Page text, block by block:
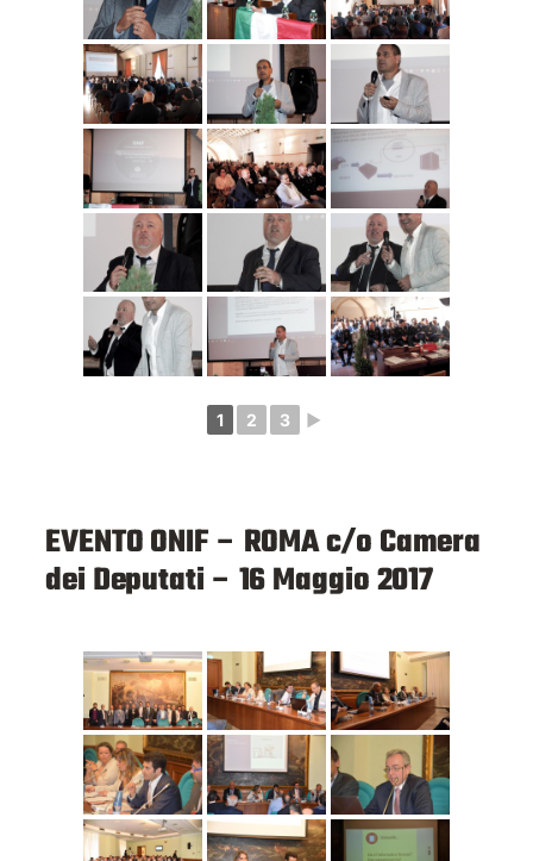
1 2 3 ►
EVENTO ONIF – ROMAc/o Camera
dei Deputati– 16 Maggio 2017